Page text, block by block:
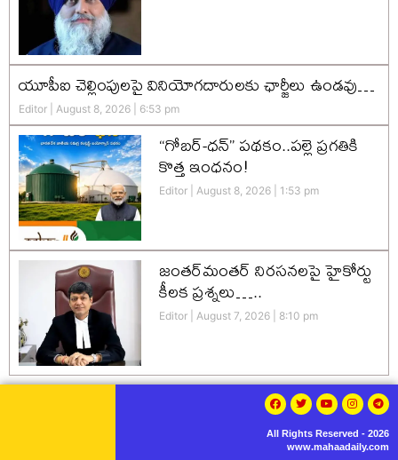
యూపీఐ చెల్లింపులపై వినియోగదారులకు ఛార్జీలు ఉండవు…
Editor August 8, 2026 6:53 pm
“గోబర్-ధన్” పథకం..పల్లె ప్రగతికి
కొత్త ఇంధనం!
Editor August 8, 2026 1:53 pm
జంతర్‌మంతర్ నిరసనలపై హైకోర్టు
కీలక ప్రశ్నలు…..
Editor August 7, 2026 8:10 pm
All Rights Reserved - 2026
www.mahaadaily.com